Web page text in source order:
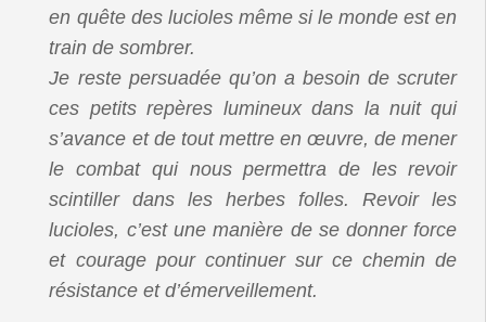
en quête des lucioles même si le monde est en
train de sombrer.
Je reste persuadée qu’on a besoin de scruter
ces petits repères lumineux dans la nuit qui
s’avance et de tout mettre en œuvre, de mener
le combat qui nous permettra de les revoir
scintiller dans les herbes folles. Revoir les
lucioles, c’est une manière de se donner force
et courage pour continuer sur ce chemin de
résistance et d’émerveillement.